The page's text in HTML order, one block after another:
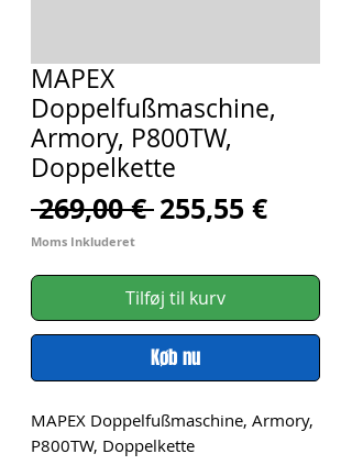
MAPEX
Doppelfußmaschine,
Armory, P800TW,
Doppelkette
269,00 € Regulær
255,55 €
Moms Inkluderet
Tilføj til kurv
Køb nu
MAPEX Doppelfußmaschine, Armory,
P800TW, Doppelkette